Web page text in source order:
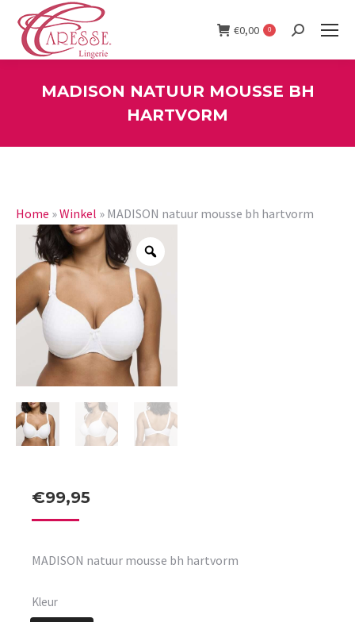
€0,00 0 Search:
MADISON NATUUR MOUSSE BH
HARTVORM
Home »Winkel » MADISON natuur mousse bh hartvorm
€99,95
MADISON natuur mousse bh hartvorm
Kleur